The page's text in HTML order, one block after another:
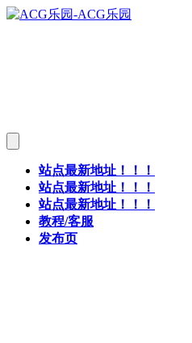
站点最新地址！！！
站点最新地址！！！
站点最新地址！！！
教程/客服
发布页